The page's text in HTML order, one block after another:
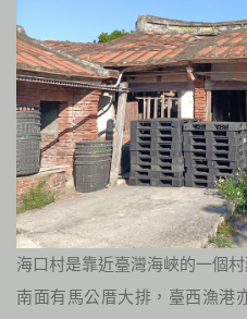
海口村是靠近臺灣海峽的一個
南面有馬公厝大排，臺西漁港